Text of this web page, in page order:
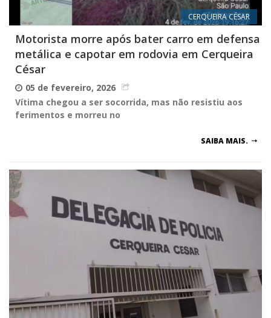
CERQUEIRA CÉSAR
Motorista morre após bater carro em defensa
metálica e capotar em rodovia em Cerqueira
César
05 de fevereiro, 2026
Vítima chegou a ser socorrida, mas não resistiu aos
ferimentos e morreu no
SAIBA MAIS.